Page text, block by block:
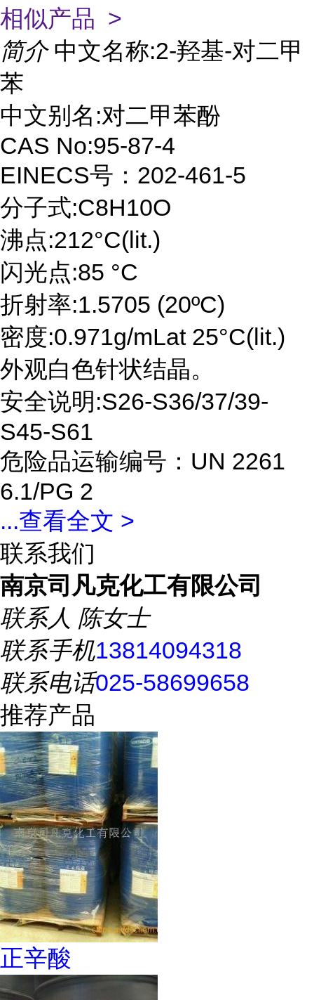
相似产品 >
简介 中文名称:2-羟基-对二甲
苯
中文别名:对二甲苯酚
CAS No:95-87-4
EINECS号：202-461-5
分子式:C8H10O
沸点:212°C(lit.)
闪光点:85 °C
折射率:1.5705 (20ºC)
密度:0.971g/mLat 25°C(lit.)
外观白色针状结晶。
安全说明:S26-S36/37/39-
S45-S61
危险品运输编号：UN 2261
6.1/PG 2
...查看全文 >
联系我们
南京司凡克化工有限公司
联系人 陈女士
联系手机13814094318
联系电话025-58699658
推荐产品
正辛酸